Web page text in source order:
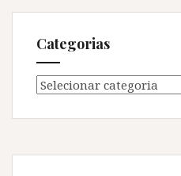
Categorias
Categorias